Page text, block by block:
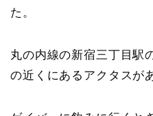
た。
丸の内線の新宿三丁目駅
の近くにあるアクタスが